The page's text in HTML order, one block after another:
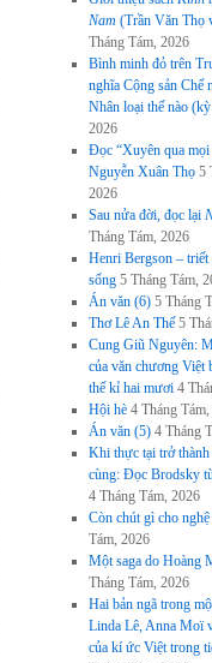
Nam (Trần Văn Thọ
Tháng Tám, 2026
Bình minh đỏ trên
nghĩa Cộng sản Chế
Nhân loại thế nào
2026
Đọc “Xuyên qua mọi
Nguyễn Xuân Thọ 5
2026
Sau nửa đời, đọc lại
Tháng Tám, 2026
Henri Bergson – triết
sống 5 Tháng Tám,
Án văn (6) 5 Tháng
Thơ Lê An Thế 5
Cung Giũ Nguyên:
của văn chương Việt
thế kỉ hai mươi 4
Hội hè 4 Tháng
Án văn (5) 4 Tháng
Khi thực tại trở
cùng: Đọc Brodsky
4 Tháng Tám, 2026
Còn chút gì cho nghệ
Tám, 2026
Một saga do Hoàng
Tháng Tám, 2026
Hai bản ngã trong
Linda Lê, Anna Moï
của kí ức Việt trong